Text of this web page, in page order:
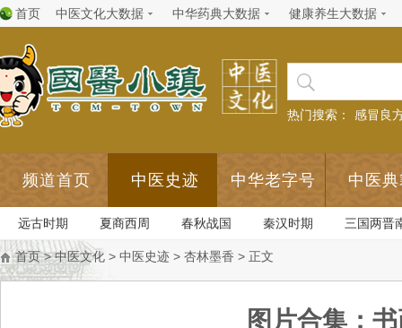
首页 中医文化大数据 中华药典大数据 健康养生大数据
热门搜索： 感冒良
频道首页 中医史迹 中华老字号 中医
远古时期 夏商西周 春秋战国 秦汉时期 三国两晋
首页>中医文化 > 中医史迹 > 杏林墨香 > 正文
图片合集：